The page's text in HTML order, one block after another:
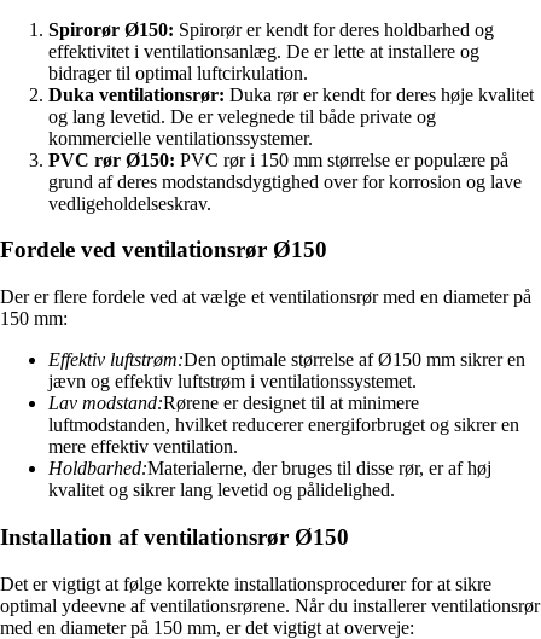
Spirorør Ø150: Spirorør er kendt for deres holdbarhed og
effektivitet i ventilationsanlæg. De er lette at installere og
bidrager til optimal luftcirkulation.
Duka ventilationsrør: Duka rør er kendt for deres høje kvalitet
og lang levetid. De er velegnede til både private og
kommercielle ventilationssystemer.
PVC rør Ø150: PVC rør i 150 mm størrelse er populære på
grund af deres modstandsdygtighed over for korrosion og lave
vedligeholdelseskrav.
Fordele ved ventilationsrør Ø150
Der er flere fordele ved at vælge et ventilationsrør med en diameter på
150 mm:
Effektiv luftstrøm:Den optimale størrelse af Ø150 mm sikrer en
jævn og effektiv luftstrøm i ventilationssystemet.
Lav modstand:Rørene er designet til at minimere
luftmodstanden, hvilket reducerer energiforbruget og sikrer en
mere effektiv ventilation.
Holdbarhed:Materialerne, der bruges til disse rør, er af høj
kvalitet og sikrer lang levetid og pålidelighed.
Installation af ventilationsrør Ø150
Det er vigtigt at følge korrekte installationsprocedurer for at sikre
optimal ydeevne af ventilationsrørene. Når du installerer ventilationsrør
med en diameter på 150 mm, er det vigtigt at overveje: